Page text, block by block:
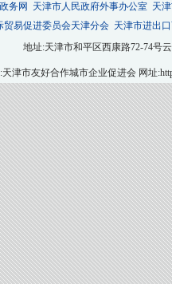
务网 天津市人民政府外事办公室 天
贸易促进委员会天津分会 天津市进出
地址:天津市和平区西康路72-74号云
天津市友好合作城市企业促进会 网址